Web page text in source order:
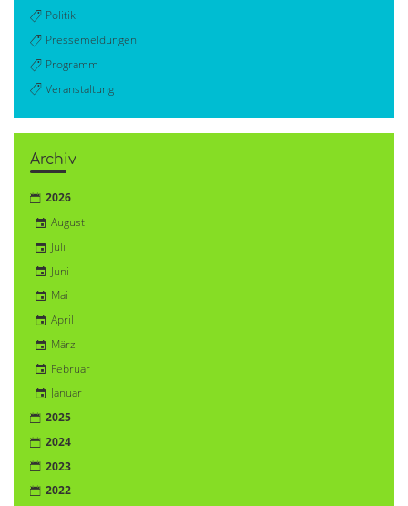
Politik
Pressemeldungen
Programm
Veranstaltung
Archiv
2026
August
Juli
Juni
Mai
April
März
Februar
Januar
2025
2024
2023
2022